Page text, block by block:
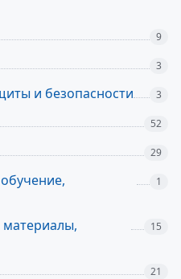
9
3
и безопасности 3
52
29
1
материалы,
15
21